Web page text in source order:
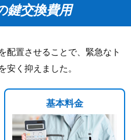
鍵交換費用
配置させることで、緊急なト
安く抑えました。
基本料金